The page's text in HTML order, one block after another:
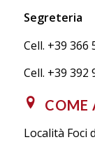
Segreteria
Cell. +39 366
Cell. +39 392
COME
Località Foci